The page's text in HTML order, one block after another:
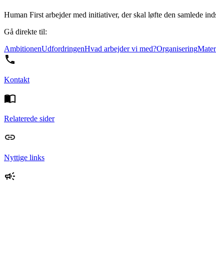
Human First arbejder med initiativer, der skal løfte den samlede
Gå direkte til:
AmbitionenUdfordringenHvad arbejder vi med?Organisering
Kontakt
Relaterede sider
Nyttige links